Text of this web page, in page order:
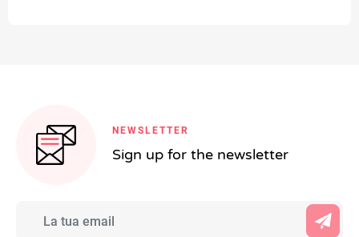
NEWSLETTER
Sign up for the newsletter